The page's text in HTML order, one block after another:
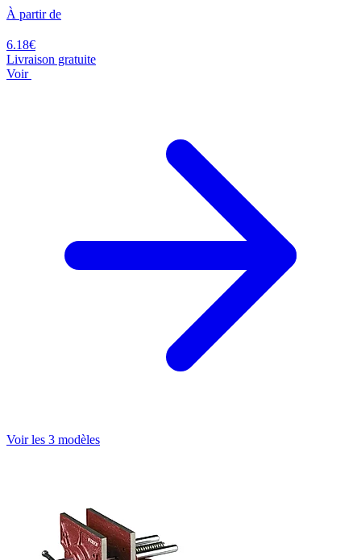
À partir de
6.18€
Livraison gratuite
Voir
Voir les 3 modèles